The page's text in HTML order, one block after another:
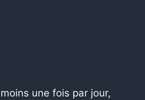
une fois par jour,